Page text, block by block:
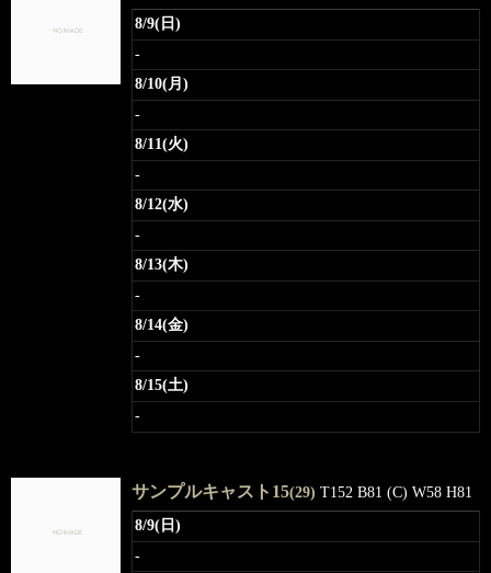
8/9(日)
-
8/10(月)
-
8/11(火)
-
8/12(水)
-
8/13(木)
-
8/14(金)
-
8/15(土)
-
サンプルキャスト15(29) T152 B81 (C) W58 H81
8/9(日)
-